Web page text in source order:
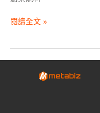
微
閱讀全文 »